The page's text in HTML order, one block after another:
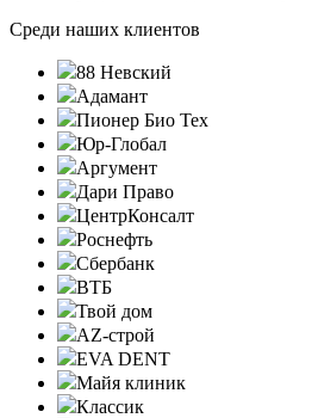
Среди наших клиентов
88 Невский
Адамант
Пионер Био Тех
Юр-Глобал
Аргумент
Дари Право
ЦентрКонсалт
Роснефть
Сбербанк
ВТБ
Твой дом
AZ-строй
EVA DENT
Майя клиник
Классик